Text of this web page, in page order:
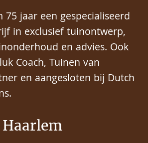
jaar een gespecialiseerd
in exclusief tuinontwerp,
en advies. Ook
Coach, Tuinen van
en aangesloten bij Dutch